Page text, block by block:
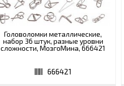
Головоломки металлические,
набор 36 штук, разные уровни
сложности, МозгоМина, 666421
666421